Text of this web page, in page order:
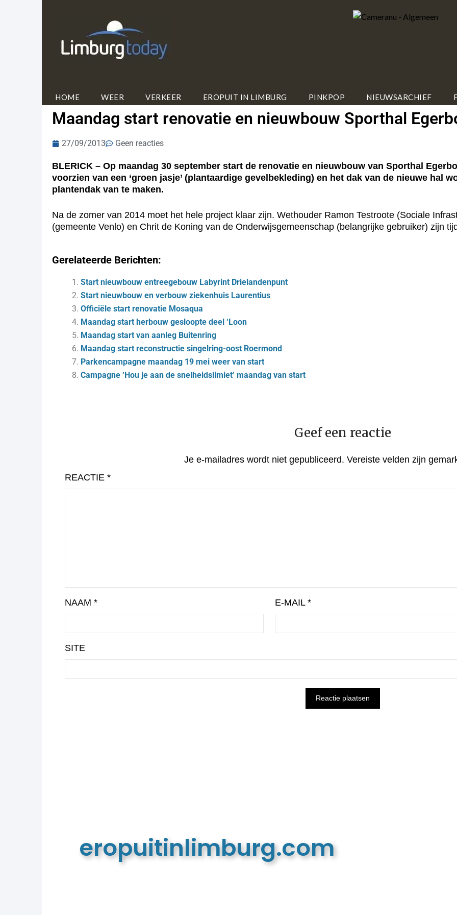
HOME WEER VERKEER EROPUIT IN LIMBURG PINKPOP NIEUWSARCHIEF
Maandag start renovatie en nieuwbouw Sporthal
27/09/2013 Geen reacties
BLERICK – Op maandag 30 september start de renovatie en nieuwbouw van Sporthal
voorzien van een ‘groen jasje’ (plantaardige gevelbekleding) en het dak van de nieuwe hal
plantendak van te maken.
Na de zomer van 2014 moet het hele project klaar zijn. Wethouder Ramon Testroote (Sociale
(gemeente Venlo) en Chrit de Koning van de Onderwijsgemeenschap (belangrijke gebruiker) zijn
Gerelateerde Berichten:
Start nieuwbouw entreegebouw Labyrint Drielandenpunt
Start nieuwbouw en verbouw ziekenhuis Laurentius
Officiële start renovatie Mosaqua
Maandag start herbouw gesloopte deel ‘Loon
Maandag start van aanleg Buitenring
Maandag start reconstructie singelring-oost Roermond
Parkencampagne maandag 19 mei weer van start
Campagne ‘Hou je aan de snelheidslimiet’ maandag van start
Geef een reactie
Je e-mailadres wordt niet gepubliceerd. Vereiste velden zijn
REACTIE *
NAAM * E-MAIL *
SITE
eropuitinlimburg.com